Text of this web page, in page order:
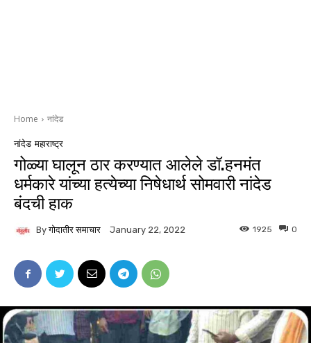
Home नांदेड
नांदेड महाराष्ट्र
गोळ्या घालून ठार करण्यात आलेले डॉ.हनमंत
धर्मकारे यांच्या हत्येच्या निषेधार्थ सोमवारी नांदेड
बंदची हाक
By गोदातीर समाचार January 22, 2022 0
1925